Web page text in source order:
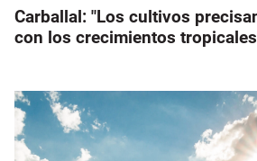
Carballal: "Los cultivos
con los crecimientos